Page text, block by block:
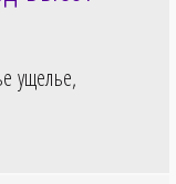
ущелье,